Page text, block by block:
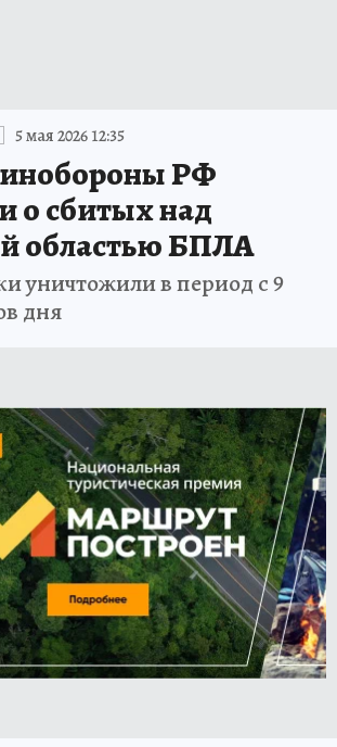
5 мая 2026 12:35
РФ
о сбитых над
областью БПЛА
уничтожили в период с 9
дня